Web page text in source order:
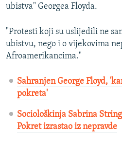
ubistva" Georgea Floyda.
"Protesti koji su uslijedili ne
ubistvu, nego i o vijekovima
Afroamerikancima."
Sahranjen George Floyd,
pokreta'
Sociološkinja Sabrina
Pokret izrastao iz nepravde